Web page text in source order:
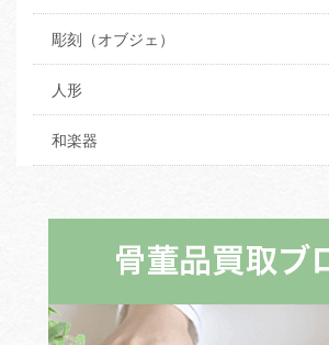
彫刻（オブジェ）
人形
和楽器